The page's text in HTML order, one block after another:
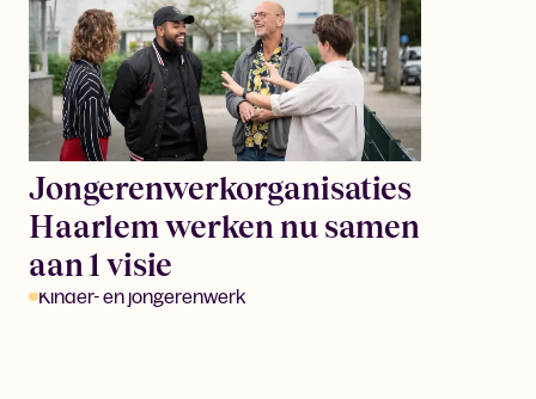
Jongerenwerkorganisaties
Haarlem werken nu samen
aan 1 visie
Kinder- en jongerenwerk